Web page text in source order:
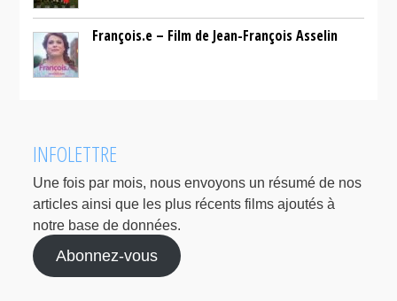
François.e – Film de Jean-François Asselin
INFOLETTRE
Une fois par mois, nous envoyons un résumé de nos
articles ainsi que les plus récents films ajoutés à
notre base de données.
Abonnez-vous